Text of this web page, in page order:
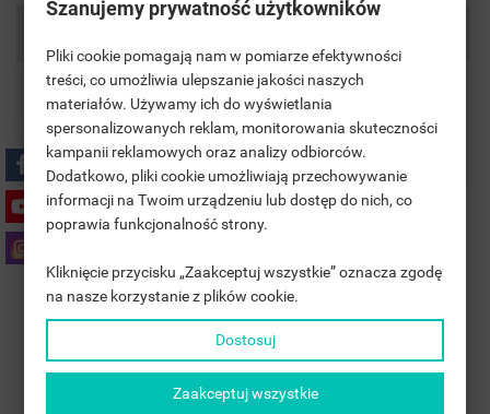
Szczegóły Produktu
Komentarze
Nowoczesny i funkcjonalnyzestaw termostatyczny
umożliwia precyzyjną regulację temperatury w
grzejnikach. Dzięki wysokiej jakości wykonania i trwałym
materiałom zapewnia długą żywotność oraz efektywność
MOJE LISTY ŻYCZEŃ
((TITLE))
((LABEL))
((CANCELTEXT))
ZALOGUJ SIĘ
MUSISZ BYĆ ZALOGOWANY BY ZAPISAĆ PRODUKTY NA
SWOJEJ LIŚCIE ŻYCZEŃ.
((CANCELTEXT)) ((LOGINTEXT))
Szanujemy prywatność użytkowników
Pliki cookie pomagają nam w pomiarze efektywności
treści, co umożliwia ulepszanie jakości naszych
materiałów. Używamy ich do wyświetlania
spersonalizowanych reklam, monitorowania skuteczności
kampanii reklamowych oraz analizy odbiorców.
Dodatkowo, pliki cookie umożliwiają przechowywanie
informacji na Twoim urządzeniu lub dostęp do nich, co
poprawia funkcjonalność strony.
Kliknięcie przycisku „Zaakceptuj wszystkie” oznacza zgodę
na nasze korzystanie z plików cookie.
Dostosuj
Zaakceptuj wszystkie